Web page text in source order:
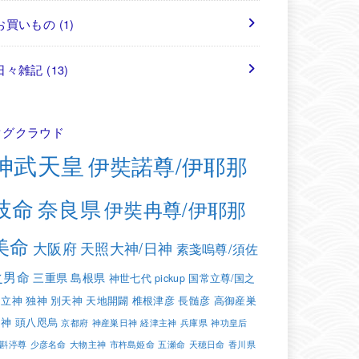
買いもの (1)
々雑記 (13)
クラウド
武天皇 伊奘諾尊/伊耶那
命奈良県伊奘冉尊/伊耶那
命 大阪府天照大神/日神 素戔嗚尊/須佐
命 三重県 島根県 神世七代 pickup 国常立尊/国之
神 独神 別天神 天地開闢 椎根津彦 長髄彦 高御産巣
頭八咫烏 京都府 神産巣日神 経津主神 兵庫県 神功皇后
渟尊 少彦名命 大物主神 市杵島姫命 五瀬命 天穂日命 香川県